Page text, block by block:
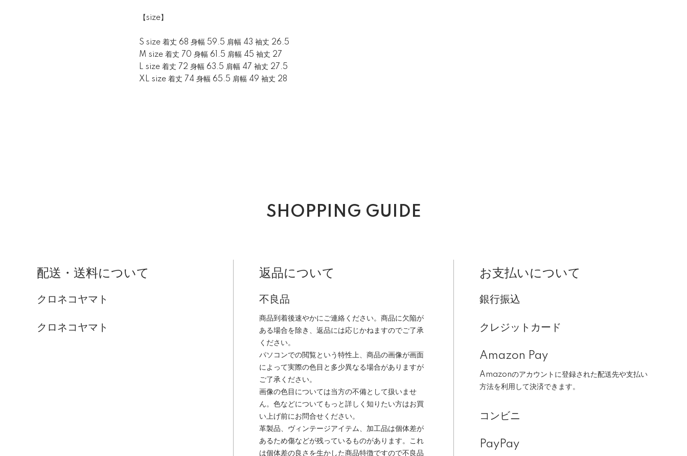
【size】
S size 着丈 68 身幅 59.5 肩幅 43 袖丈 26.5
M size 着丈 70 身幅 61.5 肩幅 45 袖丈 27
L size 着丈 72 身幅 63.5 肩幅 47 袖丈 27.5
XL size 着丈 74 身幅 65.5 肩幅 49 袖丈 28
SHOPPING GUIDE
配送・送料について
クロネコヤマト
クロネコヤマト
返品について
不良品
商品到着後速やかにご連絡ください。商品に欠陥が
ある場合を除き、返品には応じかねますのでご了承
ください。
パソコンでの閲覧という特性上、商品の画像が画面
によって実際の色目と多少異なる場合がありますが
ご了承ください。
画像の色目については当方の不備として扱いませ
ん。色などについてもっと詳しく知りたい方はお買
い上げ前にお問合せください。
革製品、ヴィンテージアイテム、加工品は個体差が
あるため傷などが残っているものがあります。これ
は個体差の良さを生かした商品特徴ですので不良品
お支払いについて
銀行振込
クレジットカード
Amazon Pay
Amazonのアカウントに登録された配送先や支払い
方法を利用して決済できます。
コンビニ
PayPay